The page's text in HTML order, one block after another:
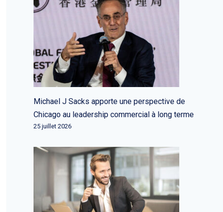
Michael J Sacks apporte une perspective de
Chicago au leadership commercial à long terme
25 juillet 2026